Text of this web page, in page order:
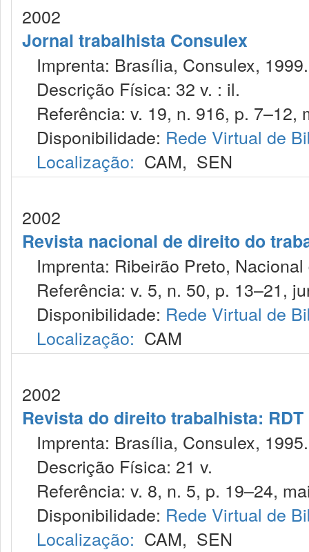
2002
Jornal trabalhista Consulex
Imprenta: Brasília, Consulex, 1999.
Descrição Física: 32 v. : il.
Referência: v. 19, n. 916, p. 7–12,
Disponibilidade: Rede Virtual de
Localização: CAM, SEN
2002
Revista nacional de direito do
Imprenta: Ribeirão Preto,
Referência: v. 5, n. 50, p. 13–21,
Disponibilidade: Rede Virtual de
Localização: CAM
2002
Revista do direito trabalhista: RDT
Imprenta: Brasília, Consulex, 1995.
Descrição Física: 21 v.
Referência: v. 8, n. 5, p. 19–24,
Disponibilidade: Rede Virtual de
Localização: CAM, SEN